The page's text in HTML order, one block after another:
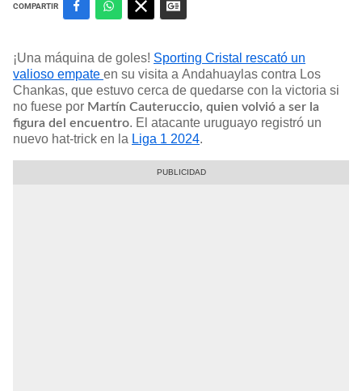
COMPARTIR
¡Una máquina de goles! Sporting Cristal rescató un
valioso empate en su visita a Andahuaylas contra Los
Chankas, que estuvo cerca de quedarse con la victoria si
no fuese por Martín Cauteruccio, quien volvió a ser la
figura del encuentro. El atacante uruguayo registró un
nuevo hat-trick en la Liga 1 2024.